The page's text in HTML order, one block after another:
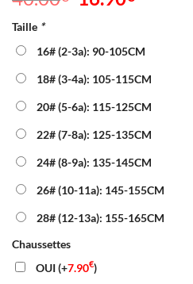
était :
40.00€.
est :
16.90€.
Taille *
16# (2-3a): 90-105CM
18# (3-4a): 105-115CM
20# (5-6a): 115-125CM
22# (7-8a): 125-135CM
24# (8-9a): 135-145CM
26# (10-11a): 145-155CM
28# (12-13a): 155-165CM
Chaussettes
OUI(+7.90€)